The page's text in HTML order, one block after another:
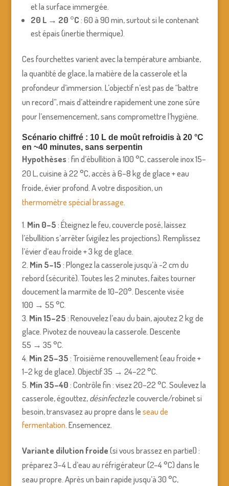
et la surface immergée.
20 L → 20 °C: 60 à 90 min, surtout si le contenant
est épais (inertie thermique).
Ces fourchettes varient avec la température ambiante,
la quantité de glace, la matière de la casserole et la
profondeur d’immersion. L’objectif n’est pas de “battre
un record”, mais d’atteindre rapidement une zone sûre
pour l’ensemencement, sans compromettre l’hygiène.
Scénario chiffré : 10 L de moût refroidis à 20 °C
en ~40 minutes, sans serpentin
Hypothèses: fin d’ébullition à 100 °C, casserole inox 15–
20 L, cuisine à 22 °C, accès à 6–8 kg de glace + eau
froide, évier profond. A votre disposition, un
thermomètre spécial brassage
Min 0–5: Éteignez le feu, couvercle posé, laissez
l’ébullition s’arrêter (vigilez les projections). Remplissez
l’évier d’eau froide + 3 kg de glace.
Min 5–15: Plongez la casserole jusqu’à ~2 cm du
rebord (sécurité). Toutes les 2 minutes, faites tourner
doucement la marmite de 10–20°. Descente visée
100 → 55 °C.
Min 15–25: Renouvelez l’eau du bain, ajoutez 2 kg de
glace. Pivotez de nouveau la casserole. Descente
55 → 35 °C.
Min 25–35: Troisième renouvellement (eau froide +
1–2 kg de glace). Objectif 35 → 24–22 °C.
Min 35–40: Contrôle fin : visez 20–22 °C. Soulevez la
casserole, égouttez,désinfectezle couvercle/robinet si
besoin, transvasez au propre dans leseau de
fermentation. Ensemencez.
Variante dilution froide(si vous brassez en partiel) :
préparez 3–4 L d’eau au réfrigérateur (2–4 °C) dans le
seau propre. Après un bain rapide jusqu’à 30 °C,